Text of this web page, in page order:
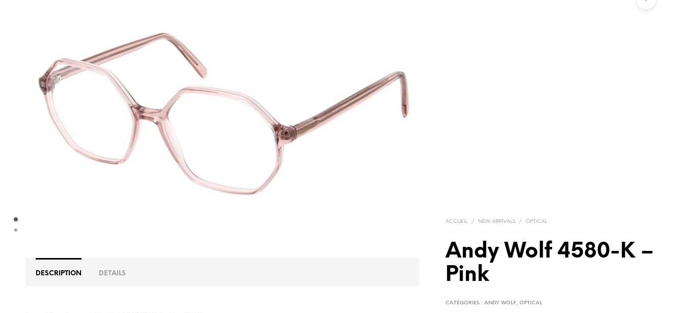
ACCUEIL / NEW ARRIVALS / OPTICAL
Andy Wolf 4580-K –
Pink
CATÉGORIES : ANDY WOLF, OPTICAL
DESCRIPTION DETAILS